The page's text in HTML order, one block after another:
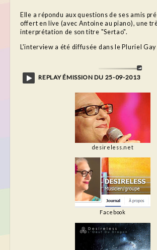
Elle a répondu aux questions de ses amis
offert en live (avec Antoine au piano), une
interprétation de son titre "Sertao".
L'interview a été diffusée dans le Pluriel
REPLAY ÉMISSION DU 25-09-2013
desireless.net
Facebook